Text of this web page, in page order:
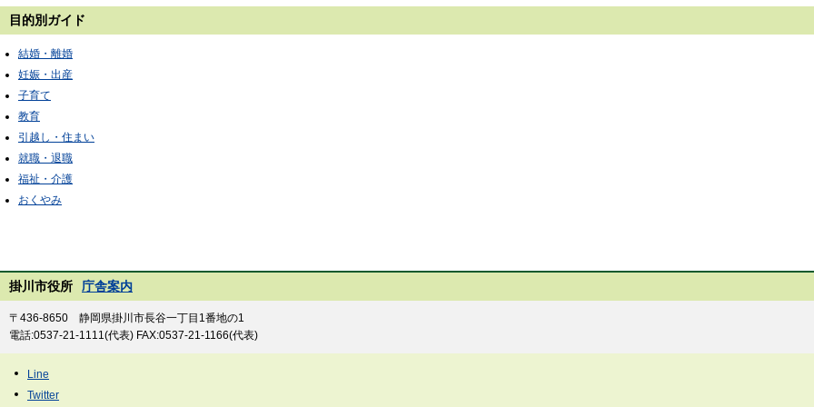
目的別ガイド
結婚・離婚
妊娠・出産
子育て
教育
引越し・住まい
就職・退職
福祉・介護
おくやみ
掛川市役所 庁舎案内
〒436-8650 静岡県掛川市長谷一丁目1番地の1
電話:0537-21-1111(代表) FAX:0537-21-1166(代表)